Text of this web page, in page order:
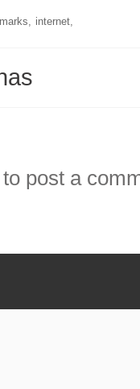
internet
to post a